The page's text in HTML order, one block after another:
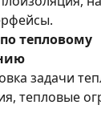
тепловому
задачи
тепловые